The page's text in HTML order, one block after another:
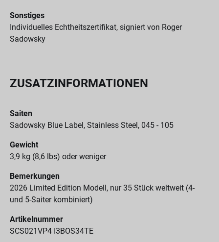
Sonstiges
Individuelles Echtheitszertifikat, signiert von Roger
Sadowsky
ZUSATZINFORMATIONEN
Saiten
Sadowsky Blue Label, Stainless Steel, 045 - 105
Gewicht
3,9 kg (8,6 lbs) oder weniger
Bemerkungen
2026 Limited Edition Modell, nur 35 Stück weltweit (4-
und 5-Saiter kombiniert)
Artikelnummer
SCS021VP4 I3BOS34TE